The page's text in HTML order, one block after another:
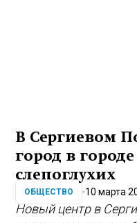
В Сергиевом
город в
слепоглухих
ОБЩЕСТВО 10 марта
Новый центр в